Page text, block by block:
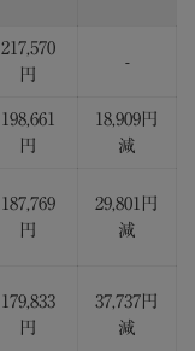
217,570
円
-
198,661
円
18,909円
減
187,769
円
29,801円
減
179,833
円
37,737円
減